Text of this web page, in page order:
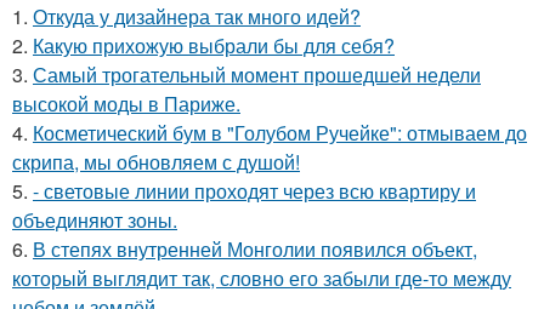
1. Откуда у дизайнера так много идей?
2. Какую прихожую выбрали бы для себя?
3. Самый трогательный момент прошедшей недели
высокой моды в Париже.
4. Косметический бум в "Голубом Ручейке": отмываем до
скрипа, мы обновляем с душой!
5. - световые линии проходят через всю квартиру и
объединяют зоны.
6. В степях внутренней Монголии появился объект,
который выглядит так, словно его забыли где-то между